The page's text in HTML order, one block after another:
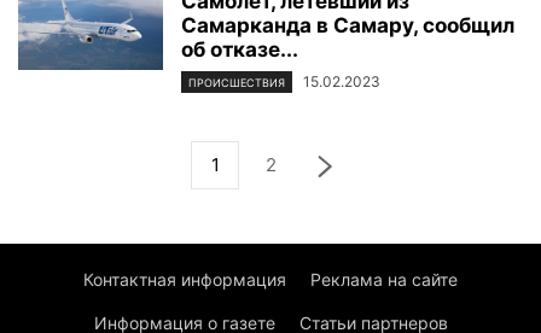
Самарканда в Самару, сообщил
об отказе...
ПРОИСШЕСТВИЯ 15.02.2023
1 2
Контактная информация Реклама на сайте
Информация о газете Статьи партнеров